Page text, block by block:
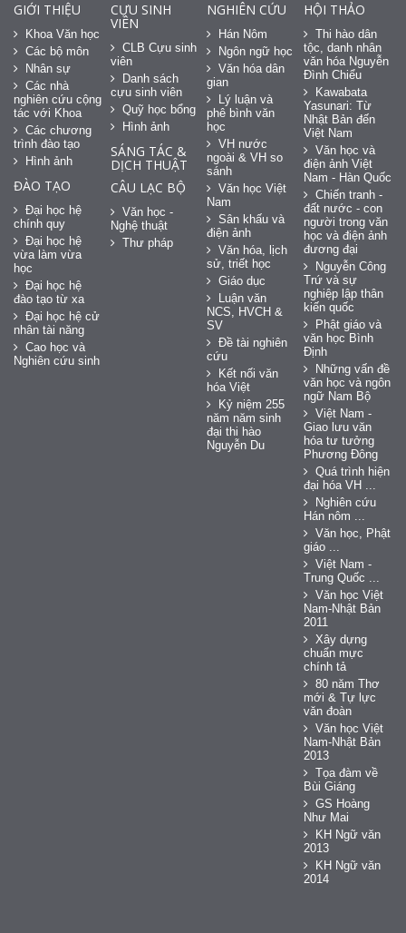
GIỚI THIỆU
Khoa Văn học
Các bộ môn
Nhân sự
Các nhà
nghiên cứu cộng
tác với Khoa
Các chương
trình đào tạo
Hình ảnh
ĐÀO TẠO
Đại học hệ
chính quy
Đại học hệ
vừa làm vừa
học
Đại học hệ
đào tạo từ xa
Đại học hệ cử
nhân tài năng
Cao học và
Nghiên cứu sinh
CỰU SINH
VIÊN
CLB Cựu sinh
viên
Danh sách
cựu sinh viên
Quỹ học bổng
Hình ảnh
SÁNG TÁC &
DỊCH THUẬT
CÂU LẠC BỘ
Văn học -
Nghệ thuật
Thư pháp
NGHIÊN CỨU
Hán Nôm
Ngôn ngữ học
Văn hóa dân
gian
Lý luận và
phê bình văn
học
VH nước
ngoài & VH so
sánh
Văn học Việt
Nam
Sân khấu và
điện ảnh
Văn hóa, lịch
sử, triết học
Giáo dục
Luận văn
NCS, HVCH &
SV
Đề tài nghiên
cứu
Kết nối văn
hóa Việt
Kỷ niệm 255
năm năm sinh
đại thi hào
Nguyễn Du
HỘI THẢO
Thi hào dân
tộc, danh nhân
văn hóa Nguyễn
Đình Chiểu
Kawabata
Yasunari: Từ
Nhật Bản đến
Việt Nam
Văn học và
điện ảnh Việt
Nam - Hàn Quốc
Chiến tranh -
đất nước - con
người trong văn
học và điện ảnh
đương đại
Nguyễn Công
Trứ và sự
nghiệp lập thân
kiến quốc
Phật giáo và
văn học Bình
Định
Những vấn đề
văn học và ngôn
ngữ Nam Bộ
Việt Nam -
Giao lưu văn
hóa tư tưởng
Phương Đông
Quá trình hiện
đại hóa VH ...
Nghiên cứu
Hán nôm ...
Văn học, Phật
giáo ...
Việt Nam -
Trung Quốc ...
Văn học Việt
Nam-Nhật Bản
2011
Xây dựng
chuẩn mực
chính tả
80 năm Thơ
mới & Tự lực
văn đoàn
Văn học Việt
Nam-Nhật Bản
2013
Tọa đàm về
Bùi Giáng
GS Hoàng
Như Mai
KH Ngữ văn
2013
KH Ngữ văn
2014